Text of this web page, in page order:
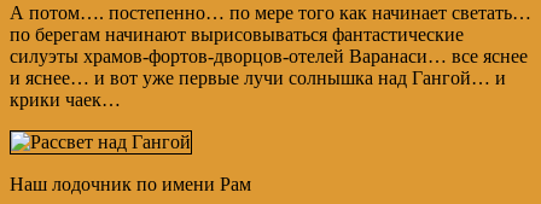
А потом…. постепенно… по мере того как начинает светать…
по берегам начинают вырисовываться фантастические
силуэты храмов-фортов-дворцов-отелей Варанаси… все яснее
и яснее… и вот уже первые лучи солнышка над Гангой… и
крики чаек…
Наш лодочник по имени Рам